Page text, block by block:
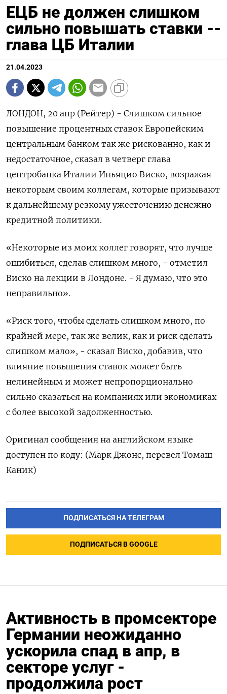
ЕЦБ не должен слишком
сильно повышать ставки --
глава ЦБ Италии
21.04.2023
ЛОНДОН, 20 апр (Рейтер) - Слишком сильное
повышение процентных ставок Европейским
центральным банком так же рискованно, как и
недостаточное, сказал в четверг глава
центробанка Италии Иньяцио Виско, возражая
некоторым своим коллегам, которые призывают
к дальнейшему резкому ужесточению денежно-
кредитной политики.
«Некоторые из моих коллег говорят, что лучше
ошибиться, сделав слишком много, - отметил
Виско на лекции в Лондоне. - Я думаю, что это
неправильно».
«Риск того, чтобы сделать слишком много, по
крайней мере, так же велик, как и риск сделать
слишком мало», - сказал Виско, добавив, что
влияние повышения ставок может быть
нелинейным и может непропорционально
сильно сказаться на компаниях или экономиках
с более высокой задолженностью.
Оригинал сообщения на английском языке
доступен по коду: (Марк Джонс, перевел Томаш
Каник)
ПОДПИСАТЬСЯ НА ТЕЛЕГРАМ
ПОДПИСАТЬСЯ В GOOGLE
Активность в промсекторе
Германии неожиданно
ускорила спад в апр, в
секторе услуг -
продолжила рост